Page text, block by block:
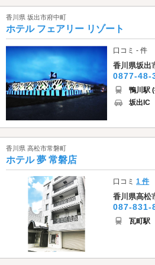
香川県 坂出市府中町
ホテル フェアリー リゾート
口コミ - 件
香川県坂出
0877-48-
鴨川駅
坂出IC
香川県 高松市常磐町
ホテル 夢 常磐店
口コミ1 件
香川県高松
087-831-
瓦町駅